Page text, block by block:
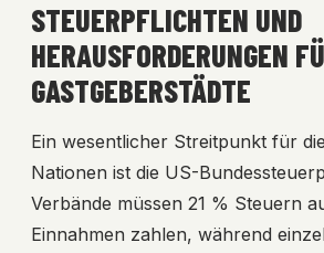
STEUERPFLICHTEN UND
HERAUSFORDERUNGEN
GASTGEBERSTÄDTE
Ein wesentlicher Streitpunkt für
Nationen ist die US-
Verbände müssen 21 % Steuern
Einnahmen zahlen, während